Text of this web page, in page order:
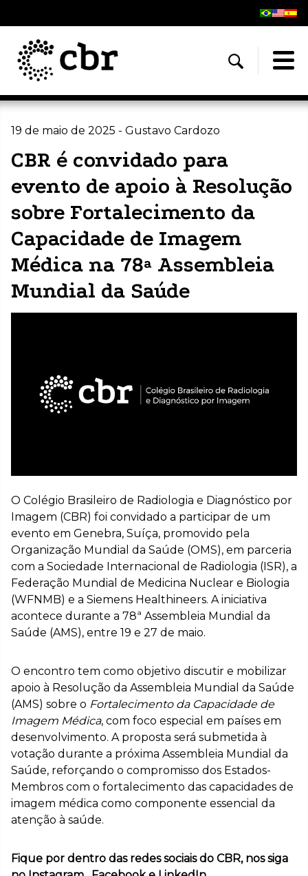
19 de maio de 2025 - Gustavo Cardozo
CBR é convidado para
evento de apoio à Resolução
sobre Fortalecimento da
Capacidade de Imagem
Médica na 78ª Assembleia
Mundial da Saúde
O Colégio Brasileiro de Radiologia e Diagnóstico por
Imagem (CBR) foi convidado a participar de um
evento em Genebra, Suíça, promovido pela
Organização Mundial da Saúde (OMS), em parceria
com a Sociedade Internacional de Radiologia (ISR), a
Federação Mundial de Medicina Nuclear e Biologia
(WFNMB) e a Siemens Healthineers. A iniciativa
acontece durante a 78ª Assembleia Mundial da
Saúde (AMS), entre 19 e 27 de maio.
O encontro tem como objetivo discutir e mobilizar
apoio à Resolução da Assembleia Mundial da Saúde
(AMS) sobre o Fortalecimento da Capacidade de
Imagem Médica, com foco especial em países em
desenvolvimento. A proposta será submetida à
votação durante a próxima Assembleia Mundial da
Saúde, reforçando o compromisso dos Estados-
Membros com o fortalecimento das capacidades de
imagem médica como componente essencial da
atenção à saúde.
Fique por dentro das redes sociais do CBR, nos siga